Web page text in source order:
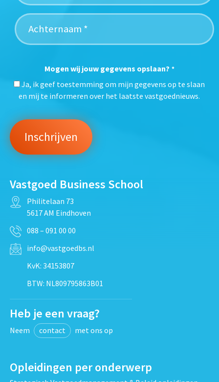
Mogen wij jouw gegevens opslaan? *
Ja, ik geef toestemming om mijn gegevens op te slaan
en mij te informeren over het laatste vastgoednieuws.
Vastgoed Business School
Philitelaan 73
5617 AM Eindhoven
088 – 091 00 00
info@vastgoedbs.nl
KvK: 34153807
BTW: NL809795863B01
Heb je een vraag?
Neem contact met ons op
Opleidingen per onderwerp